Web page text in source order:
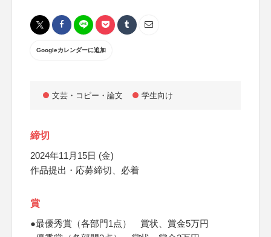
Googleカレンダーに追加
文芸・コピー・論文 学生向け
締切
2024年11月15日 (金)
作品提出・応募締切、必着
賞
●最優秀賞（各部門1点） 賞状、賞金5万円